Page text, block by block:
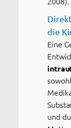
die
Eine
und